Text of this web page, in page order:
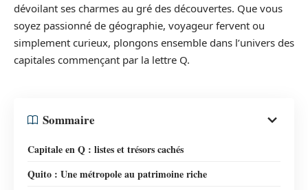
dévoilant ses charmes au gré des découvertes. Que vous
soyez passionné de géographie, voyageur fervent ou
simplement curieux, plongons ensemble dans l’univers des
capitales commençant par la lettre Q.
Sommaire
Capitale en Q : listes et trésors cachés
Quito : Une métropole au patrimoine riche